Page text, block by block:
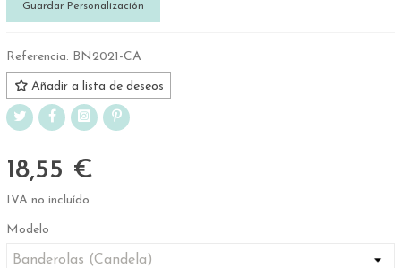
Guardar Personalización
Referencia: BN2021-CA
Añadir a lista de deseos
18,55 €
IVA no incluído
Modelo